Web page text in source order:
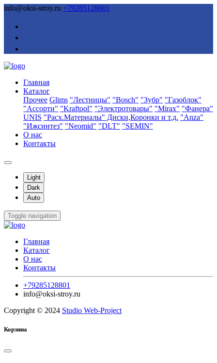
info@oksi-stroy.ru +79285128801
Главная
Каталог
Прочее Glims "Лестницы" "Bosch" "Зубр" "Газоблок"
"Ассорти" "Kraftool" "Электротовары" "Mirax" "Фанера"
UNIS "Расх.Материалы" Диски,Коронки и т.д. "Anza"
"Ижсинтез" "Neomid" "DLT" "SEMIN"
О нас
Контакты
Light
Dark
Auto
Toggle navigation
Главная
Каталог
О нас
Контакты
+79285128801
info@oksi-stroy.ru
Copyright © 2024 Studio Web-Project
Корзина